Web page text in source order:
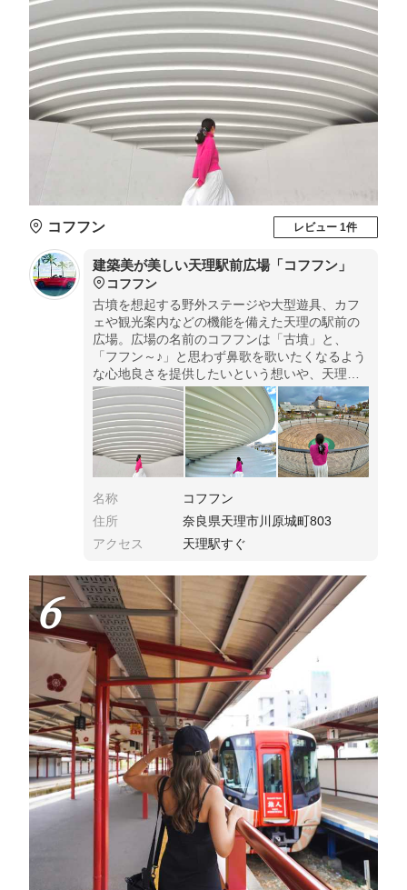
コフフン レビュー 1件
建築美が美しい天理駅前広場「コフフン」
コフフン
古墳を想起する野外ステージや大型遊具、カフ
ェや観光案内などの機能を備えた天理の駅前の
広場。広場の名前のコフフンは「古墳」と、
「フフン～♪」と思わず鼻歌を歌いたくなるよう
な心地良さを提供したいという想いや、天理市
民が「フフンッ」と他人に笑顔で自慢できるよ
うな場所となって欲しいことから付けられたも
の。
名称
コフフン
住所
奈良県天理市川原城町803
アクセス
天理駅すぐ
6